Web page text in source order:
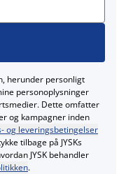
herunder personligt
personoplysninger
Dette omfatter
og kampagner inden
og leveringsbetingelser
tilbage på JYSKs
JYSK behandler
.